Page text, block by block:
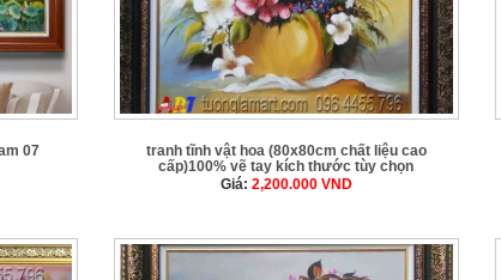
07
tranh tĩnh vật hoa (80x80cm chất liệu cao
cấp)100% vẽ tay kích thước tùy chọn
Giá: 2,200.000 VND